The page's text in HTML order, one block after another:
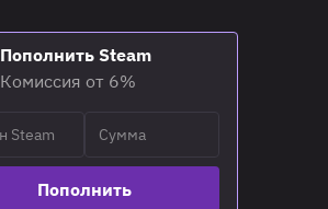
Пополнить Steam
Комиссия от 6%
Пополнить